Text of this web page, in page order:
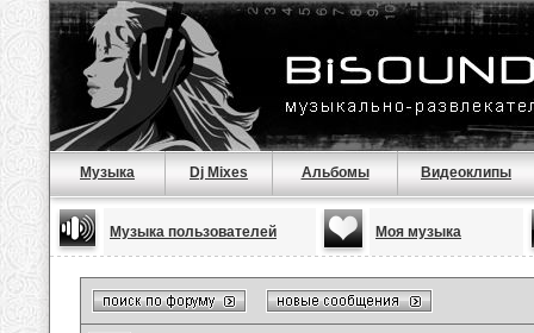
Музыка Dj Mixes Альбомы Видеоклипы
Музыка пользователей Моя музыка